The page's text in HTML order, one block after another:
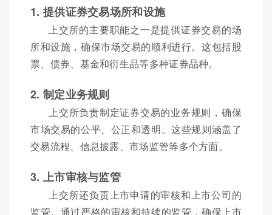
1. 提供证券交易场所和设施
上交所的主要职能之一是提供证券交易的场
所和设施，确保市场交易的顺利进行。这包括股
票、债券、基金和衍生品等多种证券品种。
2. 制定业务规则
上交所负责制定证券交易的业务规则，确保
市场交易的公平、公正和透明。这些规则涵盖了
交易流程、信息披露、市场监管等多个方面。
3. 上市审核与监管
上交所还负责上市申请的审核和上市公司的
监管。通过严格的审核和持续的监管，确保上市